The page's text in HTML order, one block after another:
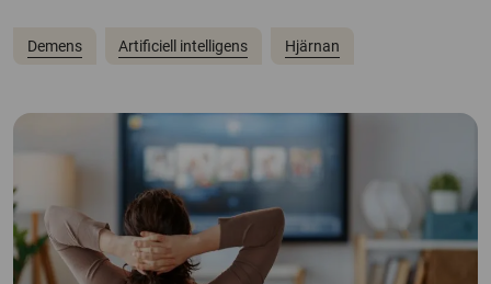
Demens Artificiell intelligens Hjärnan